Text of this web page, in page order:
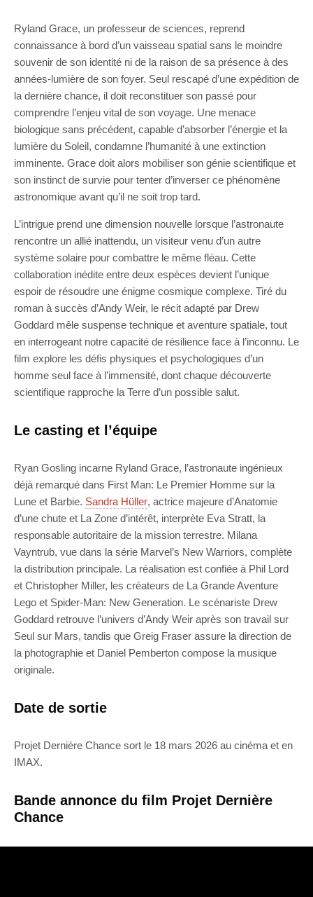
Ryland Grace, un professeur de sciences, reprend
connaissance à bord d’un vaisseau spatial sans le moindre
souvenir de son identité ni de la raison de sa présence à des
années-lumière de son foyer. Seul rescapé d’une expédition de
la dernière chance, il doit reconstituer son passé pour
comprendre l’enjeu vital de son voyage. Une menace
biologique sans précédent, capable d’absorber l’énergie et la
lumière du Soleil, condamne l’humanité à une extinction
imminente. Grace doit alors mobiliser son génie scientifique et
son instinct de survie pour tenter d’inverser ce phénomène
astronomique avant qu’il ne soit trop tard.
L’intrigue prend une dimension nouvelle lorsque l’astronaute
rencontre un allié inattendu, un visiteur venu d’un autre
système solaire pour combattre le même fléau. Cette
collaboration inédite entre deux espèces devient l’unique
espoir de résoudre une énigme cosmique complexe. Tiré du
roman à succès d’Andy Weir, le récit adapté par Drew
Goddard mêle suspense technique et aventure spatiale, tout
en interrogeant notre capacité de résilience face à l’inconnu. Le
film explore les défis physiques et psychologiques d’un
homme seul face à l’immensité, dont chaque découverte
scientifique rapproche la Terre d’un possible salut.
Le casting et l’équipe
Ryan Gosling incarne Ryland Grace, l’astronaute ingénieux
déjà remarqué dans First Man: Le Premier Homme sur la
Lune et Barbie. Sandra Hüller, actrice majeure d’Anatomie
d’une chute et La Zone d’intérêt, interprète Eva Stratt, la
responsable autoritaire de la mission terrestre. Milana
Vayntrub, vue dans la série Marvel’s New Warriors, complète
la distribution principale. La réalisation est confiée à Phil Lord
et Christopher Miller, les créateurs de La Grande Aventure
Lego et Spider-Man: New Generation. Le scénariste Drew
Goddard retrouve l’univers d’Andy Weir après son travail sur
Seul sur Mars, tandis que Greig Fraser assure la direction de
la photographie et Daniel Pemberton compose la musique
originale.
Date de sortie
Projet Dernière Chance sort le 18 mars 2026 au cinéma et en
IMAX.
Bande annonce du film Projet Dernière
Chance